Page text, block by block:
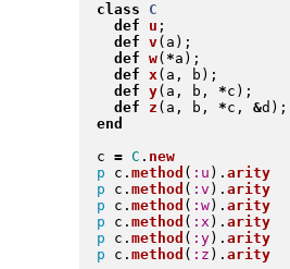
class
C
def
u ;
def v( a ) ;
def w( *a ) ;
def x( a, b ) ;
def y( a, b, *c ) ;
def
z ( a, b, *c, &d ) ;
end
c = C . new
p c . method ( :u ) . arity
p c . method ( :v ) . arity
p c . method ( :w) . arity
p c . method ( :x ) . arity
p c . method ( :y) . arity
p c . method ( :z ) . arity